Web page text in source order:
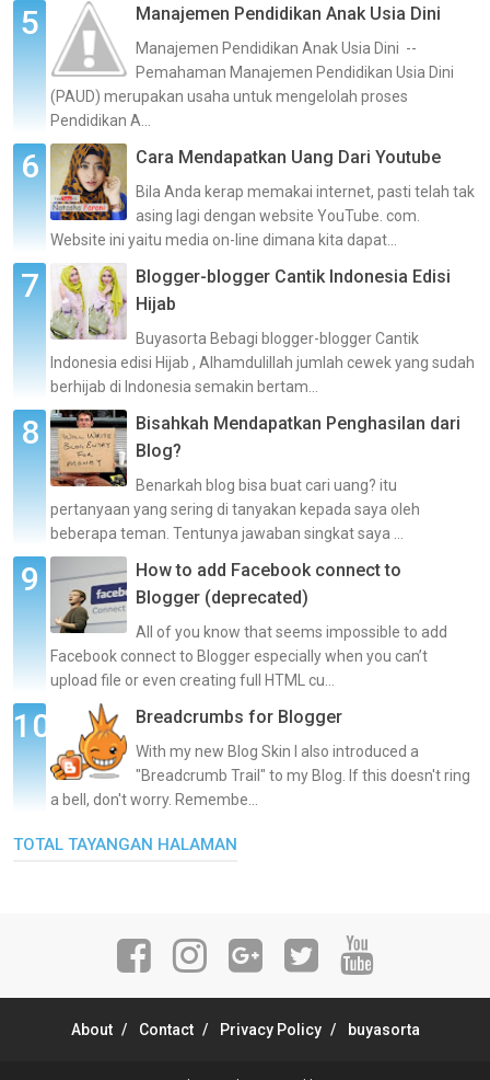
Manajemen Pendidikan Anak Usia Dini
Manajemen Pendidikan Anak Usia Dini --
Pemahaman Manajemen Pendidikan Usia Dini
(PAUD) merupakan usaha untuk mengelolah proses
Pendidikan A...
Cara Mendapatkan Uang Dari Youtube
Bila Anda kerap memakai internet, pasti telah tak
asing lagi dengan website YouTube. com.
Website ini yaitu media on-line dimana kita dapat...
Blogger-blogger Cantik Indonesia Edisi
Hijab
Buyasorta Bebagi blogger-blogger Cantik
Indonesia edisi Hijab , Alhamdulillah jumlah cewek yang sudah
berhijab di Indonesia semakin bertam...
Bisahkah Mendapatkan Penghasilan dari
Blog?
Benarkah blog bisa buat cari uang? itu
pertanyaan yang sering di tanyakan kepada saya oleh
beberapa teman. Tentunya jawaban singkat saya ...
How to add Facebook connect to
Blogger (deprecated)
All of you know that seems impossible to add
Facebook connect to Blogger especially when you can’t
upload file or even creating full HTML cu...
Breadcrumbs for Blogger
With my new Blog Skin I also introduced a
"Breadcrumb Trail" to my Blog. If this doesn't ring
a bell, don't worry. Remembe...
TOTAL TAYANGAN HALAMAN
About Contact Privacy Policy buyasorta